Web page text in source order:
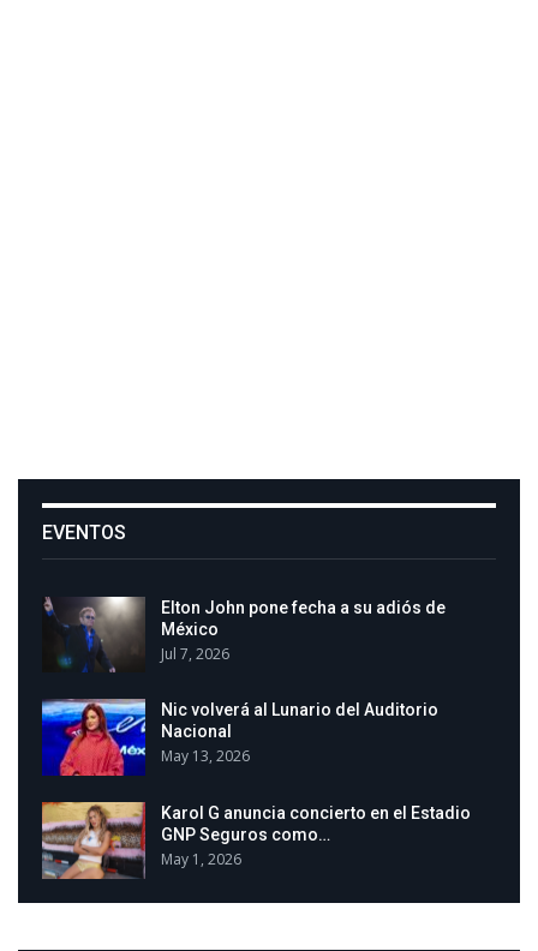
EVENTOS
Elton John pone fecha a su adiós de
México
Jul 7, 2026
Nic volverá al Lunario del Auditorio
Nacional
May 13, 2026
Karol G anuncia concierto en el Estadio
GNP Seguros como…
May 1, 2026